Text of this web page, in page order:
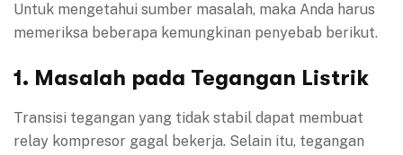
Untuk mengetahui sumber masalah, maka Anda harus
memeriksa beberapa kemungkinan penyebab berikut.
1. Masalah pada Tegangan Listrik
Transisi tegangan yang tidak stabil dapat membuat
relay kompresor gagal bekerja. Selain itu, tegangan